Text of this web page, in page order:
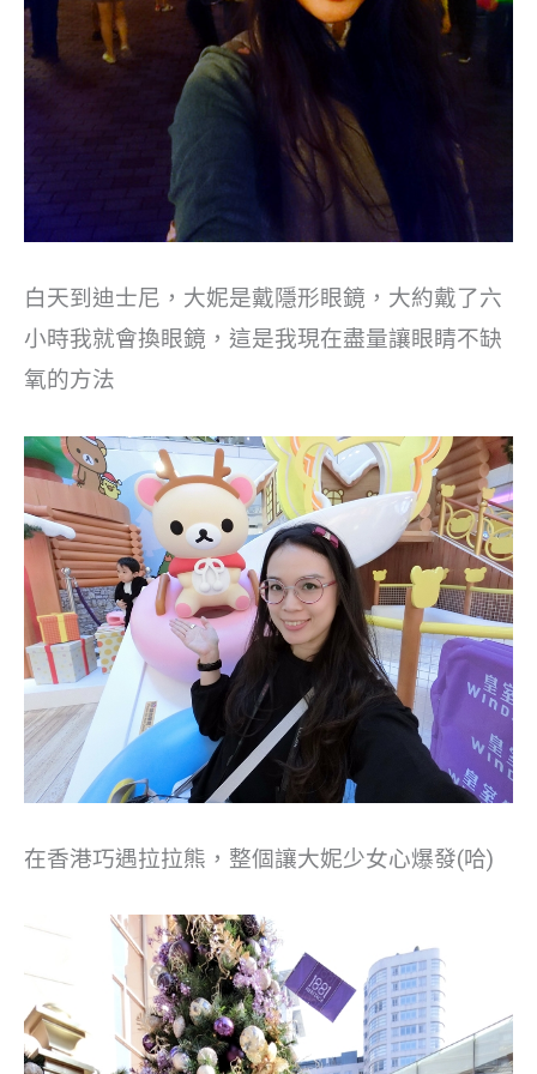
白天到迪士尼，大妮是戴隱形眼鏡，大約戴了六
小時我就會換眼鏡，這是我現在盡量讓眼睛不缺
氧的方法
在香港巧遇拉拉熊，整個讓大妮少女心爆發(哈)